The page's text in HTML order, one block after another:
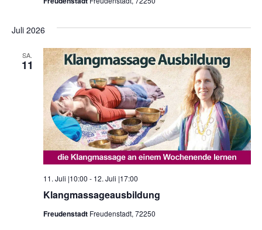
Juli 2026
SA.
11
Klangmassageausbildung
11. Juli |10:00 - 12. Juli |17:00
Freudenstadt Freudenstadt, 72250